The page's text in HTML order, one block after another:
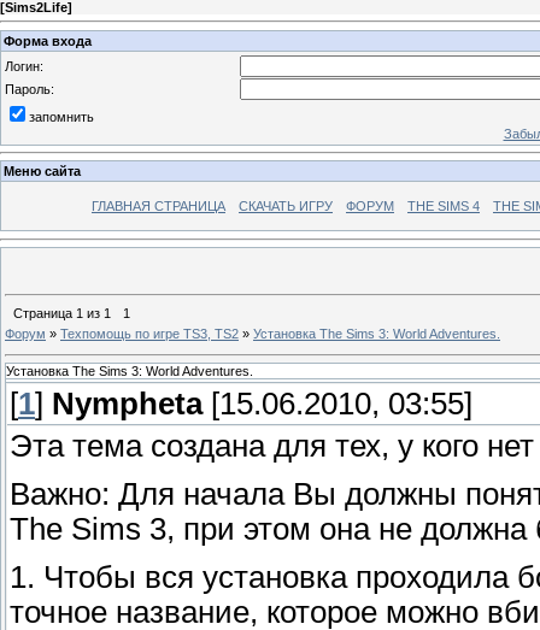
[Sims2Life]
Форма входа
Логин:
Пароль:
запомнить
Меню сайта
ГЛАВНАЯ СТРАНИЦА СКАЧАТЬ ИГРУ ФОРУМ THE SIMS 4 THE
Страница 1 из 1
1
Форум » Техпомощь по игре TS3, TS2 » Установка The Sims 3: World Adventures.
Установка The Sims 3: World Adventures.
[1] Nympheta[15.06.2010, 03:55]
Эта тема создана для тех, у кого
Важно: Для начала Вы должны
The Sims 3, при этом она не
1. Чтобы вся установка проходила
точное название, которое можно